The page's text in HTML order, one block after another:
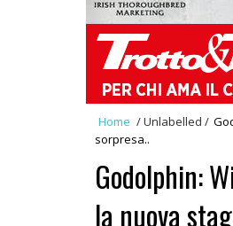
Home /Unlabelled /
sorpresa..
Godolphin:
la nuova